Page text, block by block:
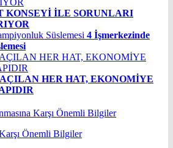
KONSEYİ İLE SORUNLARI
4 İşmerkezinde
HER HAT, EKONOMİYE
Önemli Bilgiler